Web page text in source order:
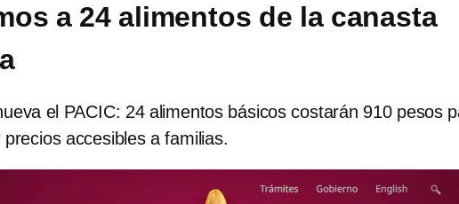
a 24 alimentos de la canasta
el PACIC: 24 alimentos básicos costarán 910 pesos
accesibles a familias.